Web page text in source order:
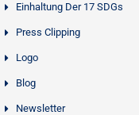
Einhaltung Der 17 SDGs
Press Clipping
Logo
Blog
Newsletter